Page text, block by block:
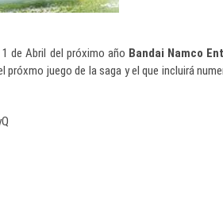
de Abril del próximo año Bandai Namco
juego de la saga y el que incluirá